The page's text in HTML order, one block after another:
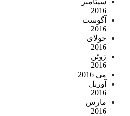
سپتامبر
2016
آگوست
2016
جولای
2016
ژوئن
2016
می 2016
آوریل
2016
مارس
2016